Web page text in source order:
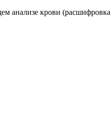
анализе крови (расшифровка